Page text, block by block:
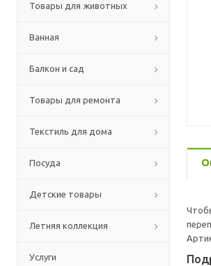
Товары для животных
Ванная
Балкон и сад
Товары для ремонта
Текстиль для дома
Посуда
Детские товары
Летняя коллекция
Услуги